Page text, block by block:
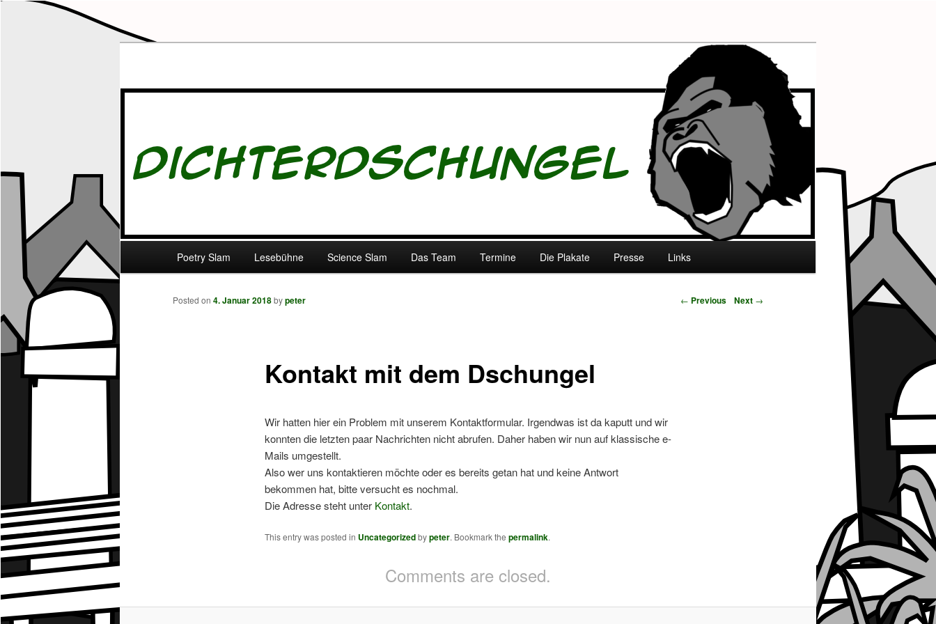
Dichterdschungel.de
Skip to primary content
Skip to secondary content
Poetry Slam Lesebühne Science Slam Das Team Termine Die Plakate Presse Links
Post navigation ← Previous Next →
Kontakt mit dem Dschungel
Posted on 4. Januar 2018bypeter
Wir hatten hier ein Problem mit unserem Kontaktformular. Irgendwas ist da kaputt und wir
konnten die letzten paar Nachrichten nicht abrufen. Daher haben wir nun auf klassische e-
Mails umgestellt.
Also wer uns kontaktieren möchte oder es bereits getan hat und keine Antwort
bekommen hat, bitte versucht es nochmal.
Die Adresse steht unter Kontakt.
This entry was posted in Uncategorizedbypeter. Bookmark the permalink.
Comments are closed.